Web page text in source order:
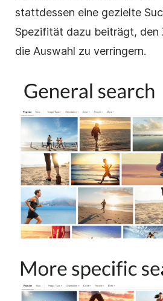
stattdessen eine gezielte
Spezifität dazu beiträgt, den
die Auswahl zu verringern.